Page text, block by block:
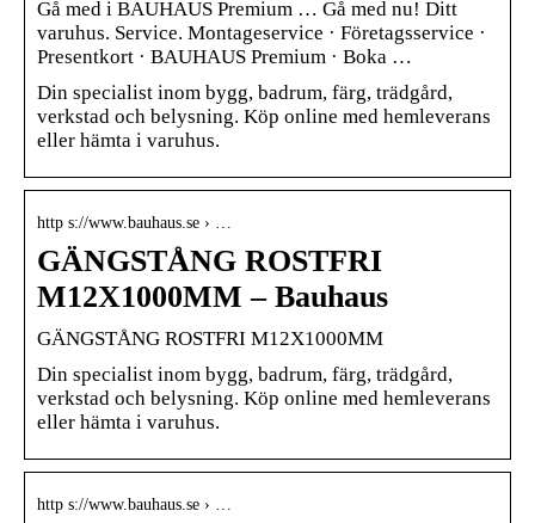
Gå med i BAUHAUS Premium … Gå med nu! Ditt
varuhus. Service. Montageservice · Företagsservice ·
Presentkort · BAUHAUS Premium · Boka …
Din specialist inom bygg, badrum, färg, trädgård,
verkstad och belysning. Köp online med hemleverans
eller hämta i varuhus.
http s://www.bauhaus.se › …
GÄNGSTÅNG ROSTFRI
M12X1000MM – Bauhaus
GÄNGSTÅNG ROSTFRI M12X1000MM
Din specialist inom bygg, badrum, färg, trädgård,
verkstad och belysning. Köp online med hemleverans
eller hämta i varuhus.
http s://www.bauhaus.se › …